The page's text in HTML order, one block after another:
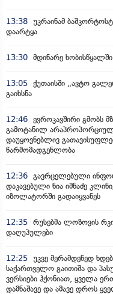
13:38 უკრაინამ
დაარტყა
13:30 მდინარე
13:05 ქუთაისში „ავტო
გაიხსნა
12:46 ევროკავშირი გმობს
გამოტანილ არაპროპორციულ
დაუყოვნებლივ
წარმომადგენლობა
12:36 გავრცელებული
დაკავებული ნია იმნაძე
იზოლატორში გადაიყვანეს
12:35 რუსებმა ლოზოვის
დაღუპულები
12:25 უკვე მერამდენედ
საქართველო გაითიშა და
ვერსიები ჰქონიათ, ყველა
დამნაშავე და ამავე დროს